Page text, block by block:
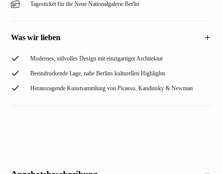
Tagesticket für die Neue Nationalgalerie Berlin
Was wir lieben
Modernes, stilvolles Design mit einzigartiger Architektur
Beeindruckende Lage, nahe Berlins kulturellen Highlights
Herausragende Kunstsammlung von Picasso, Kandinsky & Newman